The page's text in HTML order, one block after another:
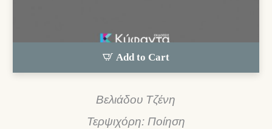
Add to Cart
Βελιάδου Τζένη
Τερψιχόρη: Ποίηση